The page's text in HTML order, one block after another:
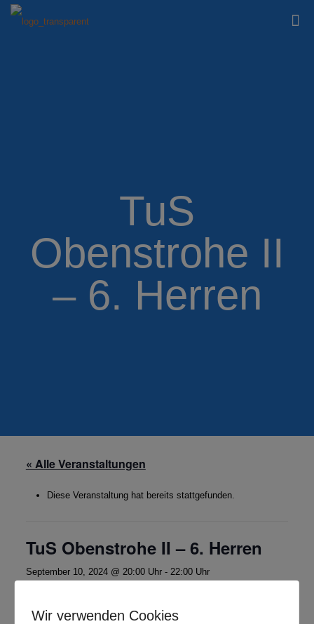
TuS
Obenstrohe II
– 6. Herren
« Alle Veranstaltungen
Diese Veranstaltung hat bereits stattgefunden.
TuS Obenstrohe II – 6. Herren
September 10, 2024 @ 20:00 Uhr- 22:00 Uhr
Wir verwenden Cookies